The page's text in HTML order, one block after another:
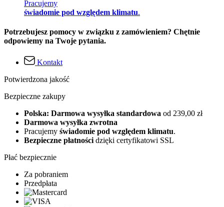
Pracujemy
świadomie pod względem klimatu.
Potrzebujesz pomocy w związku z zamówieniem? Chętnie
odpowiemy na Twoje pytania.
Kontakt
Potwierdzona jakość
Bezpieczne zakupy
Polska: Darmowa wysyłka standardowa od 239,00 zł
Darmowa wysyłka zwrotna
Pracujemy świadomie pod względem klimatu.
Bezpieczne płatności dzięki certyfikatowi SSL
Płać bezpiecznie
Za pobraniem
Przedpłata